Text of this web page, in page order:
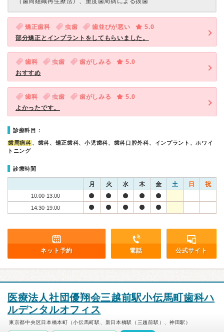
矯正歯科 虫歯 歯並びが悪い
5.0
部分矯正とインプラントをしてもらいました。
歯科 虫歯 歯がしみる
5.0
おすすめ
歯科 虫歯 歯がしみる
5.0
よかったです。
診療科目：
歯周病科 、歯科、矯正歯科、小児歯科、歯科口腔外科、インプラント、ホワイ
トニング
診療時間
月 火 水 木 金 土 日 祝
10:00-13:00
14:30-19:00
ネット予約 電話 公式サイト
医療法人社団優翔会三越前駅小伝馬町歯科ハ
ルデンタルオフィス
東京都中央区日本橋本町（小伝馬町駅、新日本橋駅（三越前駅）、神田駅）